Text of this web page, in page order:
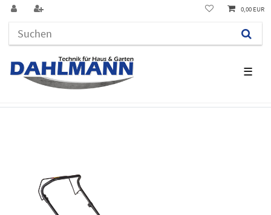
☰
0,00 EUR